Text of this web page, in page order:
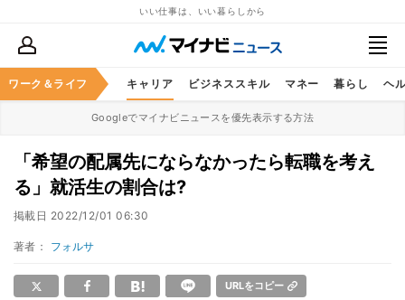
いい仕事は、いい暮らしから
ワーク＆ライフ キャリア ビジネススキル マネー 暮らし ヘ
Googleでマイナビニュースを優先表示する方法
「希望の配属先にならなかったら転職を考え
る」就活生の割合は?
掲載日 2022/12/01 06:30
著者： フォルサ
URLをコピー